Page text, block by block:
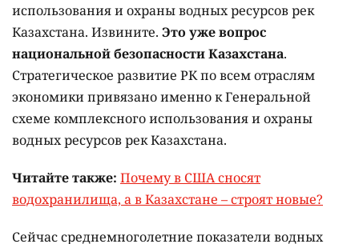
использования и охраны водных ресурсов рек
Казахстана. Извините. Это уже вопрос
национальной безопасности Казахстана.
Стратегическое развитие РК по всем отраслям
экономики привязано именно к Генеральной
схеме комплексного использования и охраны
водных ресурсов рек Казахстана.
Читайте также: Почему в США сносят
водохранилища, а в Казахстане – строят новые?
Сейчас среднемноголетние показатели водных